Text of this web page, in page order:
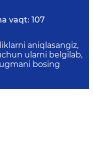
vaqt: 107
aniqlasangiz,
ularni belgilab,
bosing